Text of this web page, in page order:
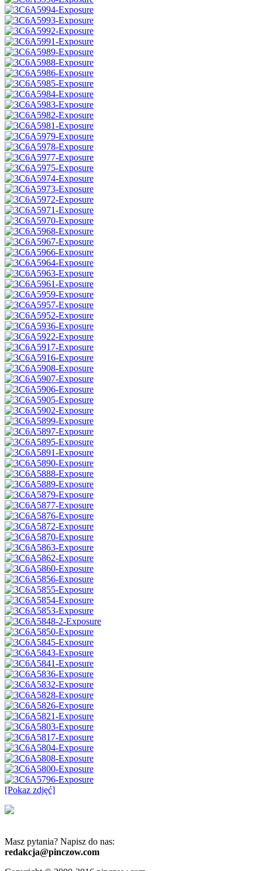
[Pokaz zdjęć]
Masz pytania? Napisz do nas:
redakcja@pinczow.com